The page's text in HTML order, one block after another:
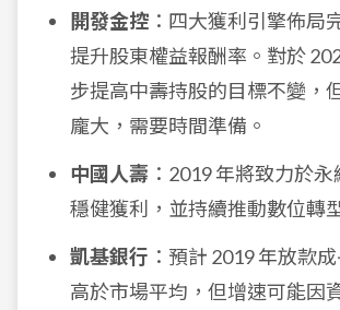
開發金控 ：四大獲利引擎佈局
提升股東權益報酬率。對於
步提高中壽持股的目標不變，
龐大，需要時間準備。
中國人壽 ：2019 年將致力於
穩健獲利，並持續推動數位轉
凱基銀行 ：預計 2019 年放款
高於市場平均，但增速可能因